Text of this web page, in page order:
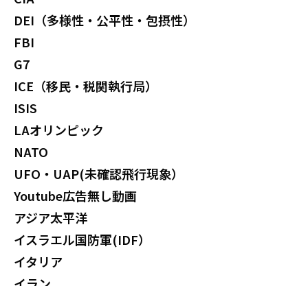
DEI（多様性・公平性・包摂性）
FBI
G7
ICE（移民・税関執行局）
ISIS
LAオリンピック
NATO
UFO・UAP(未確認飛行現象）
Youtube広告無し動画
アジア太平洋
イスラエル国防軍(IDF）
イタリア